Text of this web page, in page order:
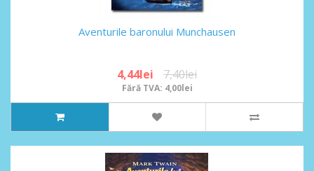
Aventurile baronului Munchausen
4,44lei 7,40lei
Fără TVA: 4,00lei